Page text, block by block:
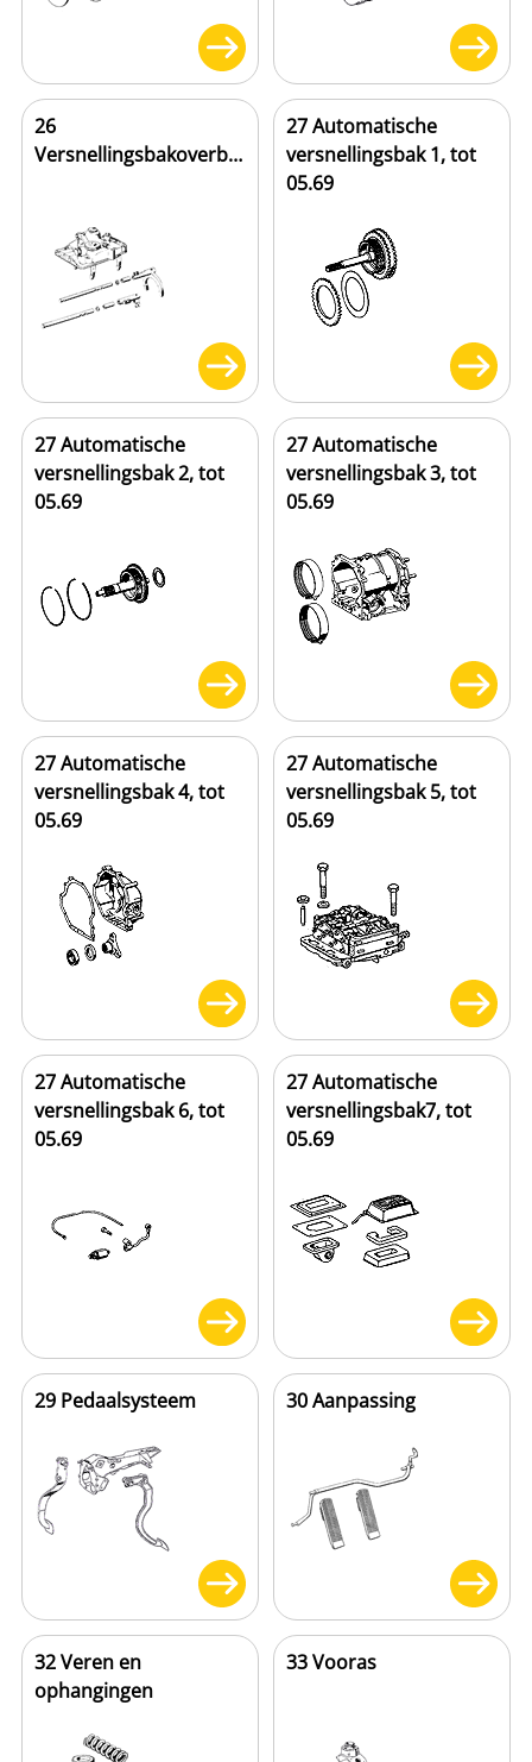
26
Versnellingsbakoverbrenging
27 Automatische
versnellingsbak 1, tot
05.69
27 Automatische
versnellingsbak 2, tot
05.69
27 Automatische
versnellingsbak 3, tot
05.69
27 Automatische
versnellingsbak 4, tot
05.69
27 Automatische
versnellingsbak 5, tot
05.69
27 Automatische
versnellingsbak 6, tot
05.69
27 Automatische
versnellingsbak7, tot
05.69
29 Pedaalsysteem 30 Aanpassing
32 Veren en
ophangingen
33 Vooras